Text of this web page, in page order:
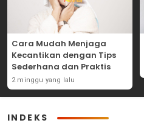
Cara Mudah Menjaga
Kecantikan dengan Tips
Sederhana dan Praktis
2 minggu yang lalu
INDEKS